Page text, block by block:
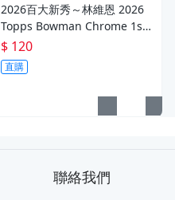
2026百大新秀～林維恩 2026
Topps Bowman Chrome 1st
Bowman 金屬新人卡～
$ 120
直購
聯絡我們